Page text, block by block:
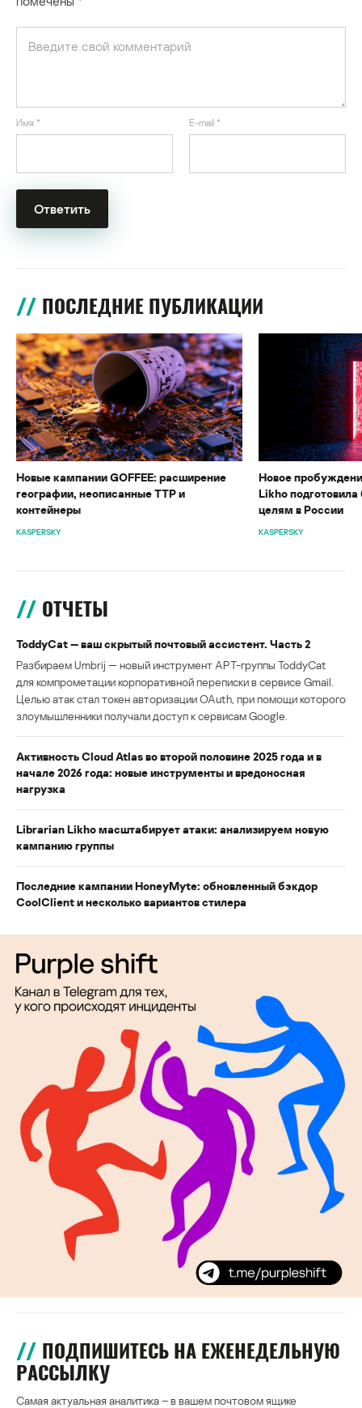
Имя * E-mail *
ПОСЛЕДНИЕ ПУБЛИКАЦИИ
Новые кампании GOFFEE: расширение
географии, неописанные TTP и
контейнеры
KASPERSKY
Новое
Likho
целям в России
KASPERSKY
ОТЧЕТЫ
ToddyCat — ваш скрытый почтовый ассистент. Часть 2
Разбираем Umbrij — новый инструмент APT-группы ToddyCat
для компрометации корпоративной переписки в сервисе Gmail.
Целью атак стал токен авторизации OAuth, при помощи которого
злоумышленники получали доступ к сервисам Google.
Активность Cloud Atlas во второй половине 2025 года и в
начале 2026 года: новые инструменты и вредоносная
нагрузка
Librarian Likho масштабирует атаки: анализируем новую
кампанию группы
Последние кампании HoneyMyte: обновленный бэкдор
CoolClient и несколько вариантов стилера
ПОДПИШИТЕСЬ НА ЕЖЕНЕДЕЛЬНУЮ
РАССЫЛКУ
Самая актуальная аналитика – в вашем почтовом ящике